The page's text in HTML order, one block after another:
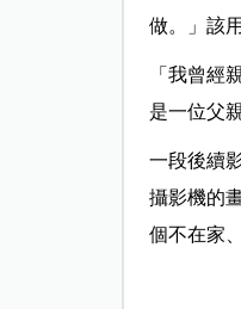
做。」該
「我曾經
是一位父
一段後續
攝影機的
個不在家